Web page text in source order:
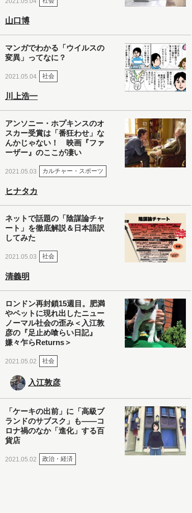
山口博
マンガでわかる「ウイルスの
変異」ってなに？
2021.05.04 社会
川上浩一
アンソニー・ホプキンスのオ
スカー受賞は「番狂わせ」な
んかじゃない！ 映画『ファ
ーザー』のここが凄い
2021.05.03 カルチャー・スポーツ
ヒナタカ
ネットで話題の「陰謀論チャ
ート」を徹底解説＆日本語訳
してみた
2021.05.03 社会
清義明
ロンドン再封鎖15週目。肥満
やペットに現れ出したニュー
ノーマル社会の歪み＜入江敦
彦の『足止め喰らい日記』
嫌々乍らReturns＞
2021.05.02 社会
入江敦彦
「ケーキの出前」に「高級ブ
ランドのサブスク」も――コ
ロナ禍のなか「進化」する百
貨店
2021.05.02 政治・経済